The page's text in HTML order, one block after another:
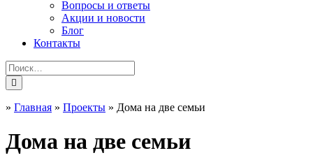
Вопросы и ответы
Акции и новости
Блог
Контакты
» Главная » Проекты » Дома на две семьи
Дома на две семьи